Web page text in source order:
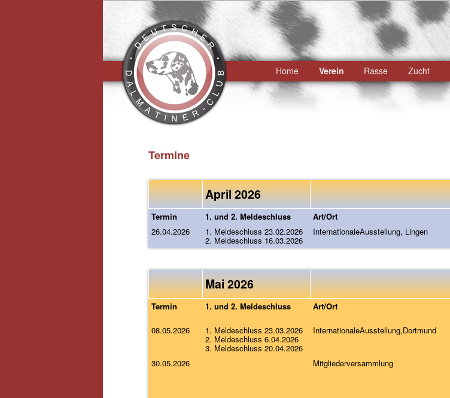
Zum
primären
Home Verein Rasse Zucht
Termine
April 2026
Termin 1. und 2. Meldeschluss Art/Ort
26.04.2026
1. Meldeschluss 23.02.2026
2. Meldeschluss 16.03.2026
InternationaleAusstellung, Lingen
Mai 2026
Termin 1. und 2. Meldeschluss Art/Ort
08.05.2026 1. Meldeschluss 23.03.2026
2. Meldeschluss 6.04.2026
3. Meldeschluss 20.04.2026
InternationaleAusstellung,Dortmund
30.05.2026 Mitgliederversammlung